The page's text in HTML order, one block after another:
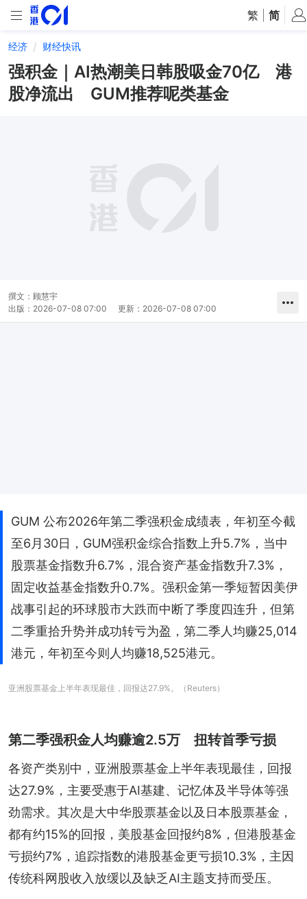
繁 简
经济 财经快讯
强积金｜AI热潮美日韩股吸金70亿 港
股净流出 GUM推荐呢类基金
撰文： 顾慧宇
出版： 2026-07-08 07:00 更新： 2026-07-08 07:00
GUM 公布2026年第二季强积金成绩表，年初至今截
至6月30日，GUM强积金综合指数上升5.7%，当中
股票基金指数升6.7%，混合资产基金指数升7.3%，
固定收益基金指数升0.7%。强积金第一季短暂因美伊
战事引起的环球股市大跌而中断了季度四连升，但第
二季重拾升势并成功转亏为盈，第二季人均赚25,014
港元，年初至今则人均赚18,525港元。
亚洲股票基金上半年表现最佳，回报达27.9%。（Reuters）
第二季强积金人均赚逾2.5万 扭转首季亏损
各资产类别中，亚洲股票基金上半年表现最佳，回报
达27.9%，主要受惠于AI基建、记忆体及半导体等强
劲需求。其次是大中华股票基金以及日本股票基金，
都有约15%的回报，美股基金回报约8%，但港股基金
亏损约7%，追踪指数的港股基金更亏损10.3%，主因
传统科网股收入放缓以及缺乏AI主题支持而受压。